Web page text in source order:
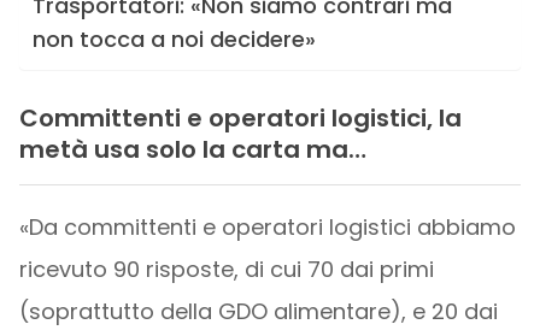
non tocca a noi decidere»
Committenti e operatori logistici, la
metà usa solo la carta ma…
«Da committenti e operatori logistici abbiamo
ricevuto 90 risposte, di cui 70 dai primi
(soprattutto della GDO alimentare), e 20 dai